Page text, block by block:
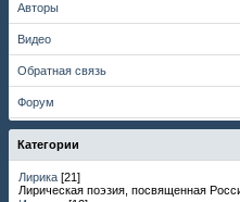
Авторы
Видео
Обратная связь
Форум
Категории
Лирика [21]
Лирическая поэзия, посвященная